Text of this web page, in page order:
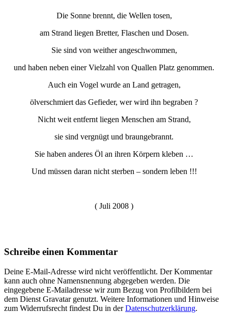
Die Sonne brennt, die Wellen tosen,
am Strand liegen Bretter, Flaschen und Dosen.
Sie sind von weither angeschwommen,
und haben neben einer Vielzahl von Quallen Platz genommen.
Auch ein Vogel wurde an Land getragen,
ölverschmiert das Gefieder, wer wird ihn begraben ?
Nicht weit entfernt liegen Menschen am Strand,
sie sind vergnügt und braungebrannt.
Sie haben anderes Öl an ihren Körpern kleben …
Und müssen daran nicht sterben – sondern leben !!!
( Juli 2008 )
Schreibe einen Kommentar
Deine E-Mail-Adresse wird nicht veröffentlicht. Der Kommentar
kann auch ohne Namensnennung abgegeben werden. Die
eingegebene E-Mailadresse wir zum Bezug von Profilbildern bei
dem Dienst Gravatar genutzt. Weitere Informationen und Hinweise
zum Widerrufsrecht findest Du in derDatenschutzerklärung.